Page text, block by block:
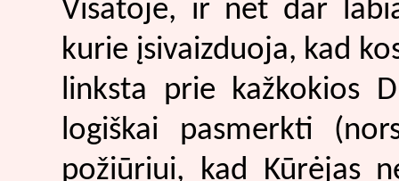
Visatoje, ir net dar
kurie įsivaizduoja, kad
linksta prie kažkokios
logiškai pasmerkti
požiūriui, kad Kūrėjas